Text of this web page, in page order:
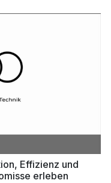
Effizienz und
erleben